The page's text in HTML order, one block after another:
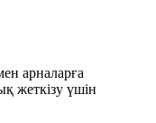
арналарға
жеткізу үшін